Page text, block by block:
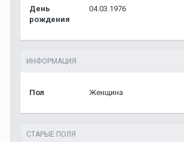
День
рождения
04.03.1976
ИНФОРМАЦИЯ
Пол Женщина
СТАРЫЕ ПОЛЯ